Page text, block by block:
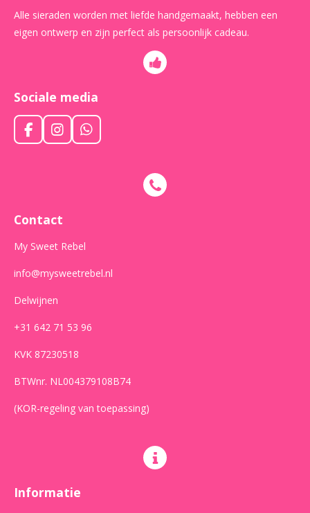
Alle sieraden worden met liefde handgemaakt, hebben een
eigen ontwerp en zijn perfect als persoonlijk cadeau.
Sociale media
F
a
k
I
n
r
a
m
W
h
Contact
My Sweet Rebel
info@mysweetrebel.nl
Delwijnen
+31 642 71 53 96
KVK 87230518
BTWnr. NL004379108B74
(KOR-regeling van toepassing)
Informatie